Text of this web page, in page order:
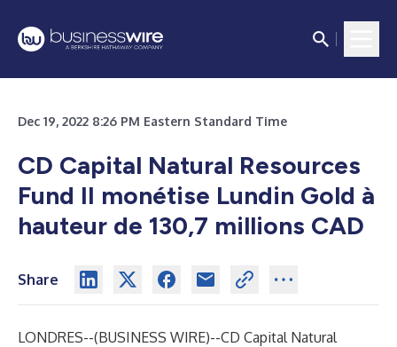
Dec 19, 2022 8:26 PM Eastern Standard Time
CD Capital Natural Resources
Fund II monétise Lundin Gold à
hauteur de 130,7 millions CAD
Share
LONDRES--(BUSINESS WIRE)--CD Capital Natural